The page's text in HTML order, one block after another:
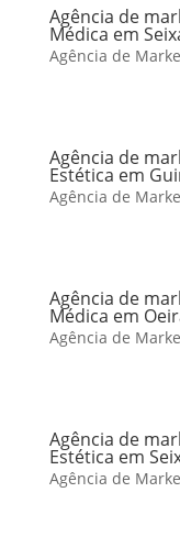
Agência de
Médica em
Agência de
Agência de
Estética em
Agência de
Agência de
Médica em
Agência de
Agência de
Estética em
Agência de